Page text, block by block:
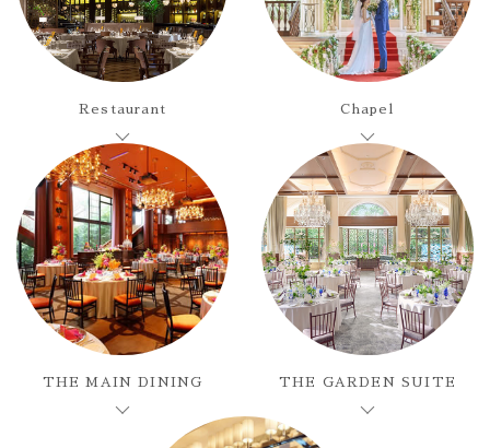
Restaurant Chapel
THE MAIN DINING THE GARDEN SUITE